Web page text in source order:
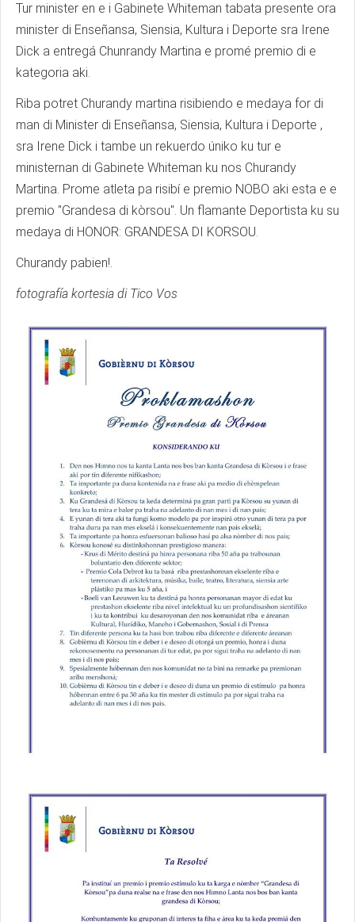
Tur minister en e i Gabinete Whiteman tabata presente ora
minister di Enseñansa, Siensia, Kultura i Deporte sra Irene
Dick a entregá Chunrandy Martina e promé premio di e
kategoria aki.
Riba potret Churandy martina risibiendo e medaya for di
man di Minister di Enseñansa, Siensia, Kultura i Deporte ,
sra Irene Dick i tambe un rekuerdo úniko ku tur e
ministernan di Gabinete Whiteman ku nos Churandy
Martina. Prome atleta pa risibí e premio NOBO aki esta e e
premio "Grandesa di kòrsou". Un flamante Deportista ku su
medaya di HONOR: GRANDESA DI KORSOU.
Churandy pabien!.
fotografía kortesia di Tico Vos